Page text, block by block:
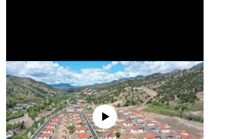
No media source currently available